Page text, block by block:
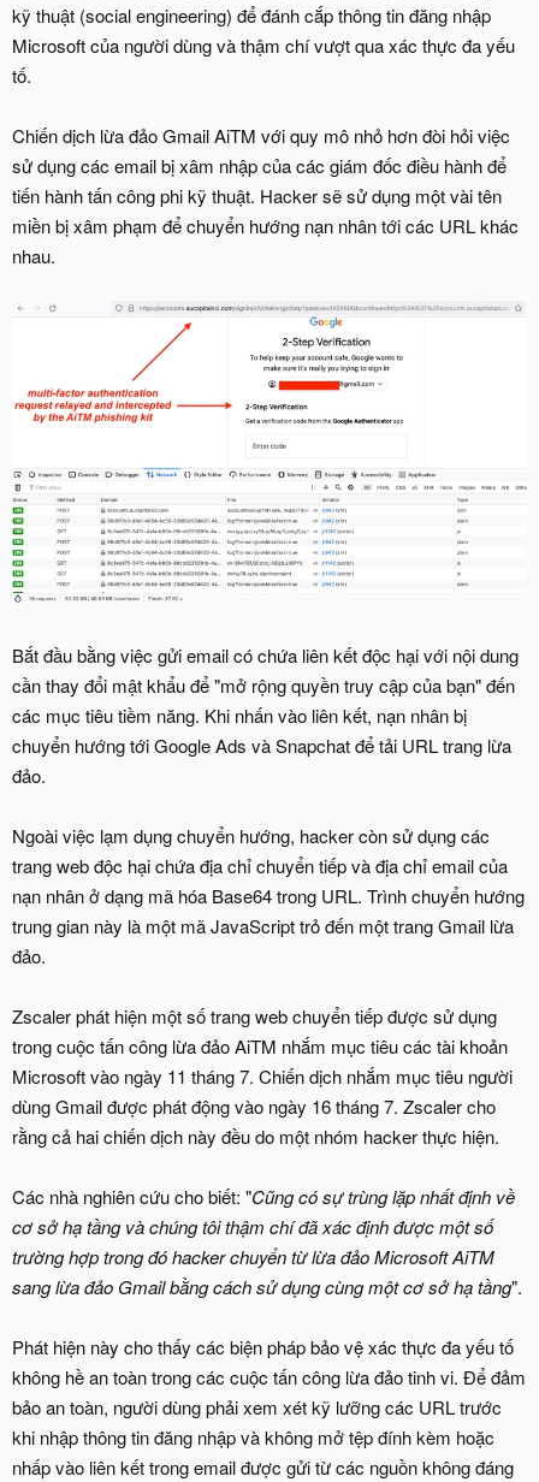
kỹ thuật (social engineering) để đánh cắp thông tin đăng nhập
Microsoft của người dùng và thậm chí vượt qua xác thực đa yếu
tố.
Chiến dịch lừa đảo Gmail AiTM với quy mô nhỏ hơn đòi hỏi việc
sử dụng các email bị xâm nhập của các giám đốc điều hành để
tiến hành tấn công phi kỹ thuật. Hacker sẽ sử dụng một vài tên
miền bị xâm phạm để chuyển hướng nạn nhân tới các URL khác
nhau.
Bắt đầu bằng việc gửi email có chứa liên kết độc hại với nội dung
cần thay đổi mật khẩu để "mở rộng quyền truy cập của bạn" đến
các mục tiêu tiềm năng. Khi nhấn vào liên kết, nạn nhân bị
chuyển hướng tới Google Ads và Snapchat để tải URL trang lừa
đảo.
Ngoài việc lạm dụng chuyển hướng, hacker còn sử dụng các
trang web độc hại chứa địa chỉ chuyển tiếp và địa chỉ email của
nạn nhân ở dạng mã hóa Base64 trong URL. Trình chuyển hướng
trung gian này là một mã JavaScript trỏ đến một trang Gmail lừa
đảo.
Zscaler phát hiện một số trang web chuyển tiếp được sử dụng
trong cuộc tấn công lừa đảo AiTM nhắm mục tiêu các tài khoản
Microsoft vào ngày 11 tháng 7. Chiến dịch nhắm mục tiêu người
dùng Gmail được phát động vào ngày 16 tháng 7. Zscaler cho
rằng cả hai chiến dịch này đều do một nhóm hacker thực hiện.
Các nhà nghiên cứu cho biết: "Cũng có sự trùng lặp nhất định về
cơ sở hạ tầng và chúng tôi thậm chí đã xác định được một số
trường hợp trong đó hacker chuyển từ lừa đảo Microsoft AiTM
sang lừa đảo Gmail bằng cách sử dụng cùng một cơ sở hạ tầng".
Phát hiện này cho thấy các biện pháp bảo vệ xác thực đa yếu tố
không hề an toàn trong các cuộc tấn công lừa đảo tinh vi. Để đảm
bảo an toàn, người dùng phải xem xét kỹ lưỡng các URL trước
khi nhập thông tin đăng nhập và không mở tệp đính kèm hoặc
nhấp vào liên kết trong email được gửi từ các nguồn không đáng